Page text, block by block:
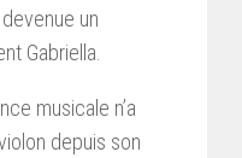
un
Gabriella.
musicale n’a
depuis son